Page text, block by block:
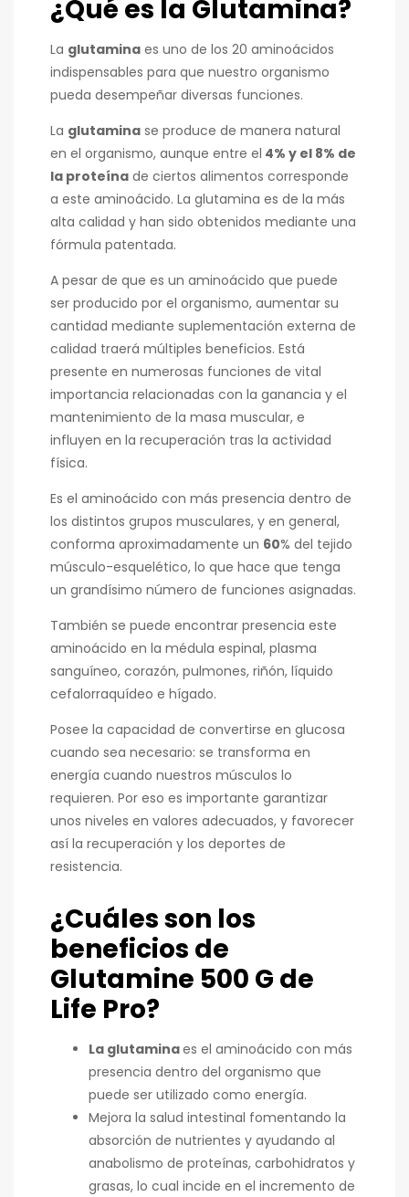
¿Qué es la Glutamina?
La glutamina es uno de los 20 aminoácidos
indispensables para que nuestro organismo
pueda desempeñar diversas funciones.
La glutamina se produce de manera natural
en el organismo, aunque entre el 4% y el 8% de
la proteína de ciertos alimentos corresponde
a este aminoácido. La glutamina es de la más
alta calidad y han sido obtenidos mediante una
fórmula patentada.
A pesar de que es un aminoácido que puede
ser producido por el organismo, aumentar su
cantidad mediante suplementación externa de
calidad traerá múltiples beneficios. Está
presente en numerosas funciones de vital
importancia relacionadas con la ganancia y el
mantenimiento de la masa muscular, e
influyen en la recuperación tras la actividad
física.
Es el aminoácido con más presencia dentro de
los distintos grupos musculares, y en general,
conforma aproximadamente un 60% del tejido
músculo-esquelético, lo que hace que tenga
un grandísimo número de funciones asignadas.
También se puede encontrar presencia este
aminoácido en la médula espinal, plasma
sanguíneo, corazón, pulmones, riñón, líquido
cefalorraquídeo e hígado.
Posee la capacidad de convertirse en glucosa
cuando sea necesario: se transforma en
energía cuando nuestros músculos lo
requieren. Por eso es importante garantizar
unos niveles en valores adecuados, y favorecer
así la recuperación y los deportes de
resistencia.
¿Cuáles son los
beneficios de
Glutamine 500 G de
Life Pro?
La glutaminaes el aminoácido con más
presencia dentro del organismo que
puede ser utilizado como energía.
Mejora la salud intestinal fomentando la
absorción de nutrientes y ayudando al
anabolismo de proteínas, carbohidratos y
grasas, lo cual incide en el incremento de